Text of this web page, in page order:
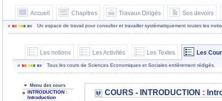
Accueil Chapitres Travaux Dirigés Sos devoirs
Un espace de travail pour consulter et travailler systématiquement toutes les
Les notions Les Activités Les Textes Les
Tous les cours de Sciences Economiques et Sociales entièrement rédigés.
Menu des cours
INTRODUCTION :
Introduction
COURS - INTRODUCTION :